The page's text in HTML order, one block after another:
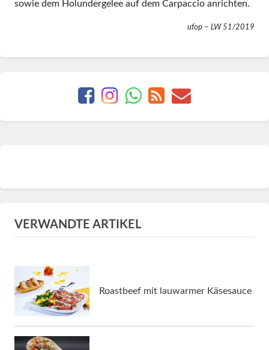
sowie dem Holundergelee auf dem Carpaccio anrichten.
ufop – LW 51/2019
VERWANDTE ARTIKEL
Roastbeef mit lauwarmer Käsesauce